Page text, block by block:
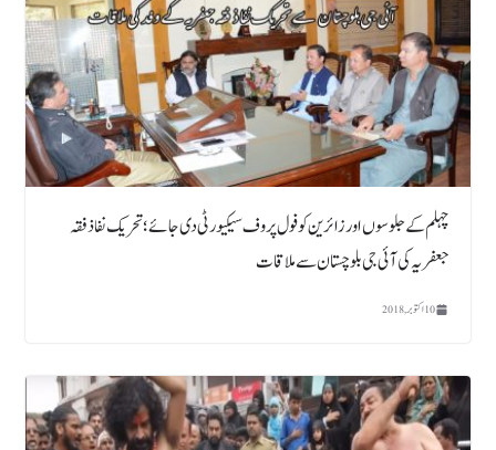
چہلم کے جلوسوں اور زائرین کو فول پروف سیکیورٹی دی جائے ؛ تحریک نفاذ فقہ
جعفریہ کی آئی جی بلوچستان سے ملاقات
10 اکتوبر, 2018